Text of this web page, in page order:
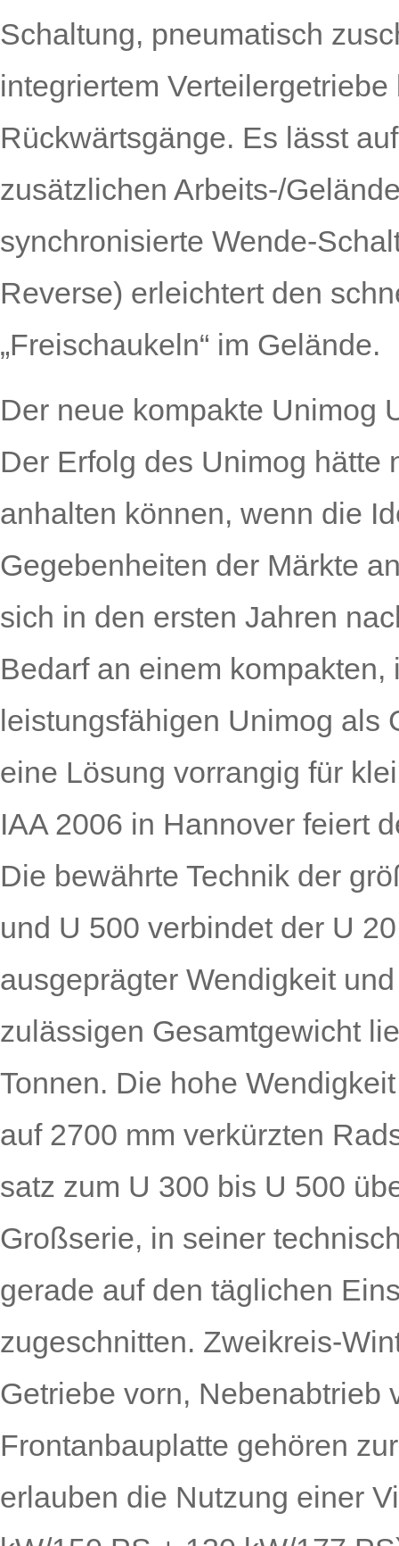
Schaltung, pneumatisch
integriertem
Rückwärtsgänge. Es lässt
zusätzlichen Arbeits-/
synchronisierte Wende-
Reverse) erleichtert den
„Freischaukeln“ im Gelände.
Der neue kompakte Unimog
Der Erfolg des Unimog hätte
anhalten können, wenn die
Gegebenheiten der Märkte
sich in den ersten Jahren
Bedarf an einem
leistungsfähigen Unimog als
eine Lösung vorrangig für
IAA 2006 in Hannover feiert
Die bewährte Technik der
und U 500 verbindet der U
ausgeprägter Wendig­keit
zulässigen Gesamtgewicht
Tonnen. Die hohe
auf 2700 mm verkürzten
satz zum U 300 bis U 500
Großserie, in seiner
gerade auf den täglichen
zugeschnitten. Zweikreis-
Getriebe vorn, Nebenabtrieb
Frontanbauplatte gehören
erlauben die Nutzung einer